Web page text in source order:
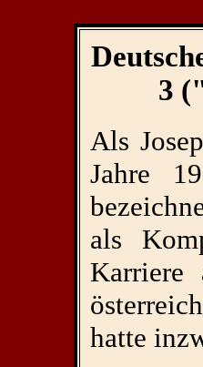
3
Als
Jahre
als
Karriere
hatte